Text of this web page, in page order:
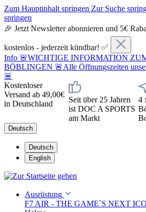
Zum Hauptinhalt springen Zur Suche
springen
🎉 Jetzt Newsletter abonnieren und 5€
kostenlos - jederzeit kündbar! ✅
Info 🚨WICHTIGE INFORMATION
BÖBLINGEN 🚨Alle Öffnungszeiten
🚨
Kostenloser
Versand ab 49,00€
in Deutschland
Seit über 25 Jahren
ist DOC A SPORTS
am Markt
4
Deutsch
Deutsch
English
Ausrüstung
F7 AIR - THE GAME`S NEXT